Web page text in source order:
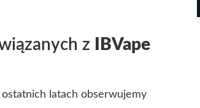
z
IBVape
latach obserwujemy